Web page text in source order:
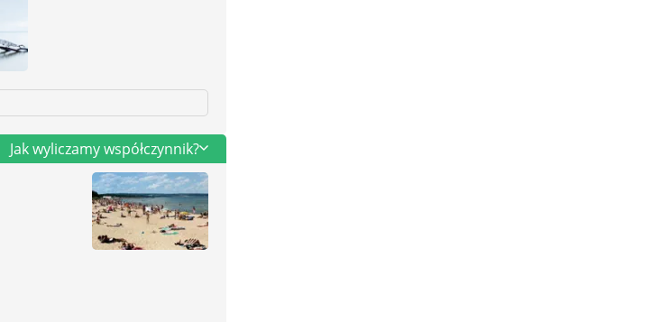
Jak wyliczamy współczynnik?